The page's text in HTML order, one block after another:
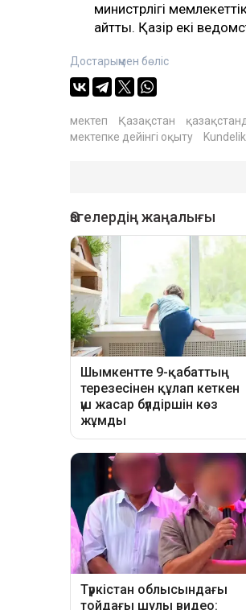
министрлігі
айтты. Қазір екі
Достарыңмен бөліс
мектеп Қазақстан
мектепке дейінгі оқыту